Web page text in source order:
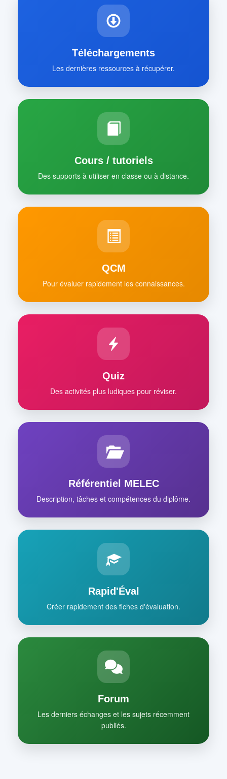
Téléchargements
Les dernières ressources à récupérer.
Cours / tutoriels
Des supports à utiliser en classe ou à distance.
QCM
Pour évaluer rapidement les connaissances.
Quiz
Des activités plus ludiques pour réviser.
Référentiel MELEC
Description, tâches et compétences du diplôme.
Rapid'Éval
Créer rapidement des fiches d'évaluation.
Forum
Les derniers échanges et les sujets récemment
publiés.